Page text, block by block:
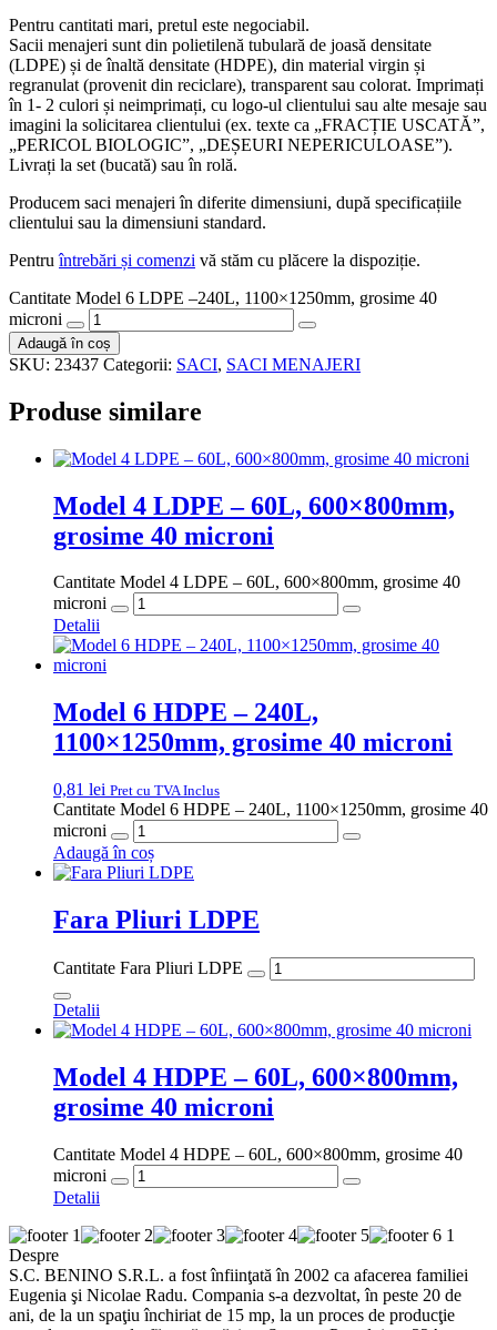
Pentru cantitati mari, pretul este negociabil.
Sacii menajeri sunt din polietilenă tubulară de joasă densitate
(LDPE) și de înaltă densitate (HDPE), din material virgin și
regranulat (provenit din reciclare), transparent sau colorat. Imprimați
în 1- 2 culori și neimprimați, cu logo-ul clientului sau alte mesaje sau
imagini la solicitarea clientului (ex. texte ca „FRACȚIE USCATĂ”,
„PERICOL BIOLOGIC”, „DEȘEURI NEPERICULOASE”).
Livrați la set (bucată) sau în rolă.
Producem saci menajeri în diferite dimensiuni, după specificațiile
clientului sau la dimensiuni standard.
Pentruîntrebări și comenzi vă stăm cu plăcere la dispoziție.
Cantitate Model 6 LDPE –240L, 1100×1250mm, grosime 40
microni
Adaugă în coș
SKU: 23437 Categorii: SACI, SACI MENAJERI
Produse similare
Model 4 LDPE – 60L, 600×800mm,
grosime 40 microni
Cantitate Model 4 LDPE – 60L, 600×800mm, grosime 40
microni
Detalii
Model 6 HDPE – 240L,
1100×1250mm, grosime 40 microni
0,81 lei Pret cu TVA Inclus
Cantitate Model 6 HDPE – 240L, 1100×1250mm, grosime 40
microni
Adaugă în coș
Fara Pliuri LDPE
Cantitate Fara Pliuri LDPE
Detalii
Model 4 HDPE – 60L, 600×800mm,
grosime 40 microni
Cantitate Model 4 HDPE – 60L, 600×800mm, grosime 40
microni
Detalii
Despre
S.C. BENINO S.R.L. a fost înfiinţată în 2002 ca afacerea familiei
Eugenia şi Nicolae Radu. Compania s-a dezvoltat, în peste 20 de
ani, de la un spaţiu închiriat de 15 mp, la un proces de producţie